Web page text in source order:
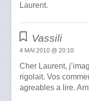
Laurent.
Vassili
4 MAI 2010 @ 20:10
Cher Laurent,
rigolait. Vos
agreables a lire.